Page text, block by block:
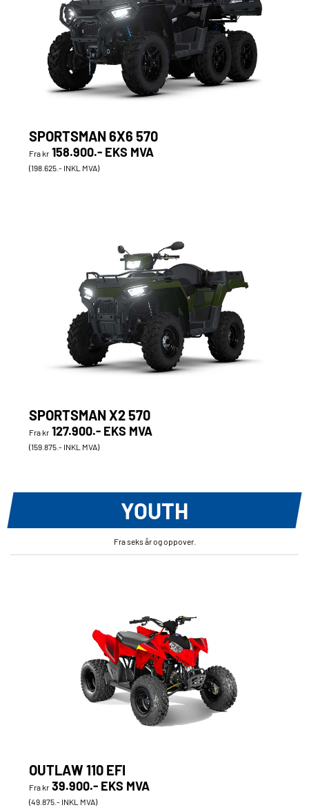
SPORTSMAN 6X6 570
Fra kr 158.900.- EKS MVA
(198.625.- INKL MVA)
SPORTSMAN X2 570
Fra kr 127.900.- EKS MVA
(159.875.- INKL MVA)
YOUTH
Fra seks år og oppover.
OUTLAW 110 EFI
Fra kr 39.900.- EKS MVA
(49.875.- INKL MVA)